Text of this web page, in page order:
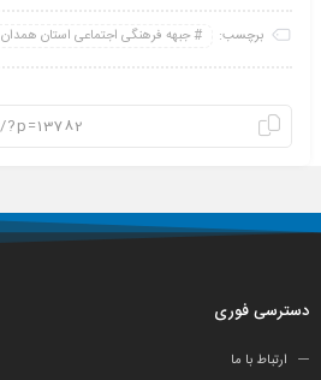
برچسب: جبهه فرهنگی اجتماعی استان همدان
دسترسی فوری
ارتباط با ما